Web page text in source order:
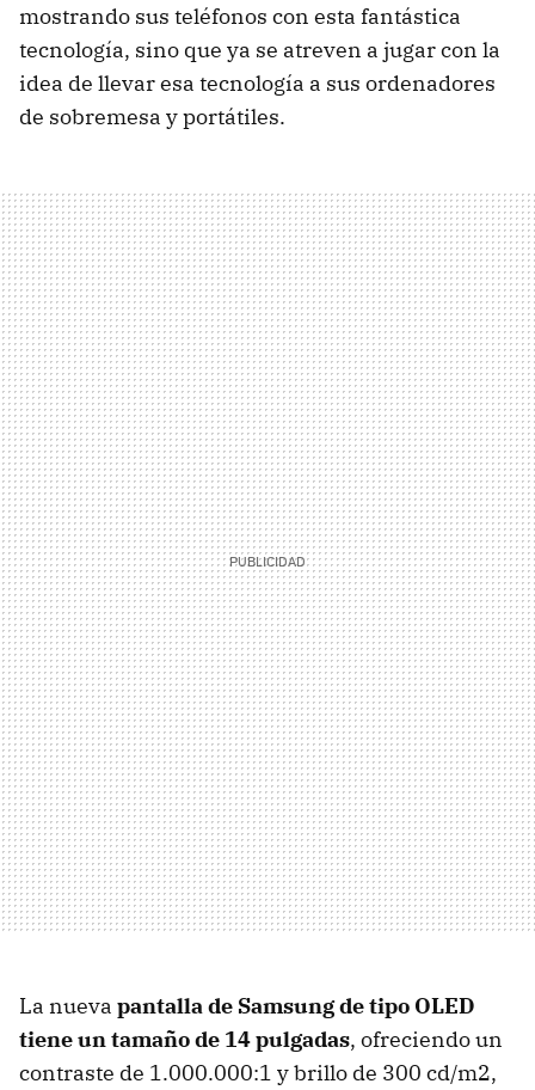
mostrando sus teléfonos con esta fantástica
tecnología, sino que ya se atreven a jugar con la
idea de llevar esa tecnología a sus ordenadores
de sobremesa y portátiles.
La nueva pantalla de Samsung de tipo OLED
tiene un tamaño de 14 pulgadas, ofreciendo un
contraste de 1.000.000:1 y brillo de 300 cd/m2,